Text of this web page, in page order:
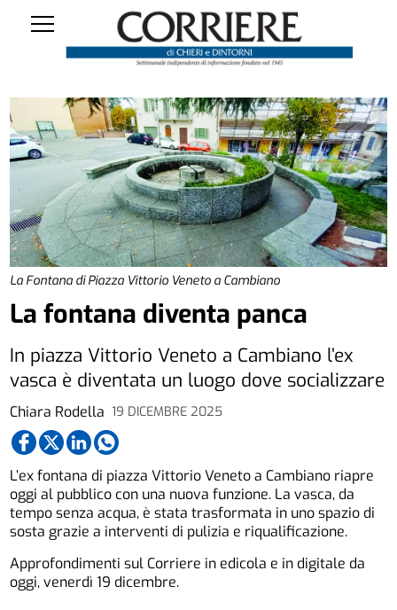
La Fontana di Piazza Vittorio Veneto a Cambiano
Chiara Rodella 19 DICEMBRE 2025
La fontana diventa panca
In piazza Vittorio Veneto a Cambiano l’ex
vasca è diventata un luogo dove socializzare
L’ex fontana di piazza Vittorio Veneto a Cambiano riapre
oggi al pubblico con una nuova funzione. La vasca, da
tempo senza acqua, è stata trasformata in uno spazio di
sosta grazie a interventi di pulizia e riqualificazione.
Approfondimenti sul Corriere in edicola e in digitale da
oggi, venerdì 19 dicembre.